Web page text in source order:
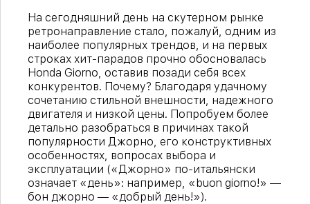
На сегодняшний день на скутерном рынке
ретронаправление стало, пожалуй, одним из
наиболее популярных трендов, и на первых
строках хит-парадов прочно обосновалась
Honda Giorno, оставив позади себя всех
конкурентов. Почему? Благодаря удачному
сочетанию стильной внешности, надежного
двигателя и низкой цены. Попробуем более
детально разобраться в причинах такой
популярности Джорно, его конструктивных
особенностях, вопросах выбора и
эксплуатации («Джорно» по-итальянски
означает «день»: например, «buon giorno!» —
бон джорно — «добрый день!»).